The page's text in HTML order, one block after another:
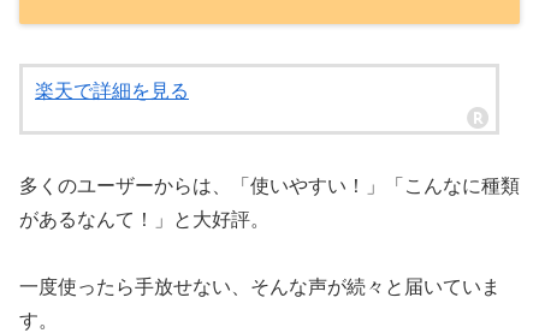
楽天で詳細を見る
多くのユーザーからは、「使いやすい！」「こんなに種類
があるなんて！」と大好評。
一度使ったら手放せない、そんな声が続々と届いていま
す。